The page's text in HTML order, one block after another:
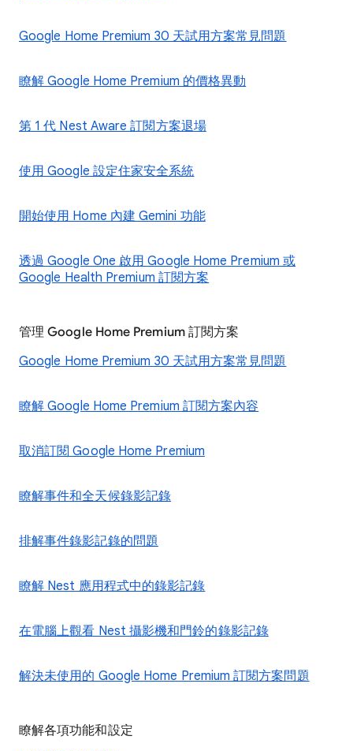
Google Home Premium 30 天試用方案常見問題
瞭解 Google Home Premium 的價格異動
第 1 代 Nest Aware 訂閱方案退場
使用 Google 設定住家安全系統
開始使用 Home 內建 Gemini 功能
透過 Google One 啟用 Google Home Premium 或
Google Health Premium 訂閱方案
管理 Google Home Premium 訂閱方案
Google Home Premium 30 天試用方案常見問題
瞭解 Google Home Premium 訂閱方案內容
取消訂閱 Google Home Premium
瞭解事件和全天候錄影記錄
排解事件錄影記錄的問題
瞭解 Nest 應用程式中的錄影記錄
在電腦上觀看 Nest 攝影機和門鈴的錄影記錄
解決未使用的 Google Home Premium 訂閱方案問題
瞭解各項功能和設定